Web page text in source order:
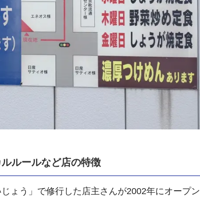
ルールなど店の特徴
ょう」で修行した店主さんが2002年にオープン